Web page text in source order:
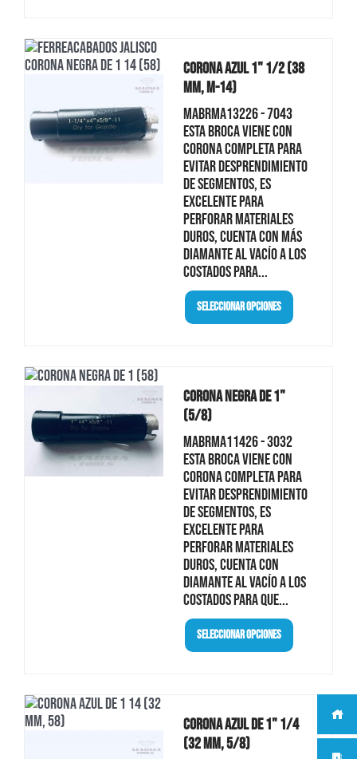
Corona Azul 1" 1/2 (38
Mm, M-14)
MABRMA13226 - 7043
Esta broca viene con
corona completa para
evitar desprendimiento
de segmentos, es
excelente para
perforar materiales
duros, cuenta con más
diamante al vacío a los
costados para...
Seleccionar Opciones
Corona Negra De 1"
(5/8)
MABRMA11426 - 3032
Esta broca viene con
corona completa para
evitar desprendimiento
de segmentos, es
excelente para
perforar materiales
duros, cuenta con
diamante al vacío a los
costados para que...
Seleccionar Opciones
Corona Azul De 1" 1/4
(32 Mm, 5/8)